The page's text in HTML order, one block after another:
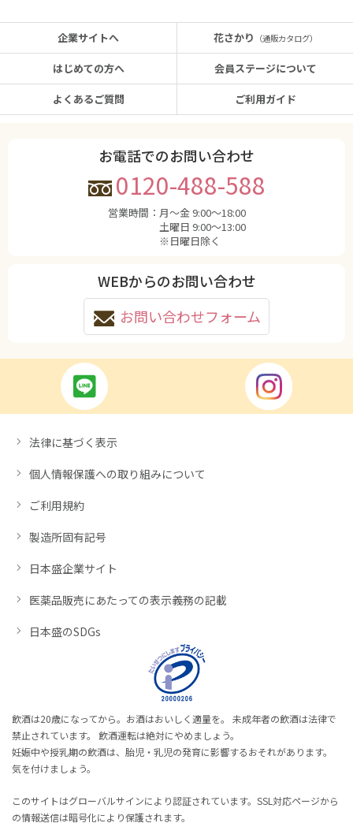
企業サイトへ
はじめての方へ
よくあるご質問
花さかり （通販カタログ）
会員ステージについて
ご利用ガイド
お電話でのお問い合わせ
0120-488-588
営業時間： 月〜金 9:00〜18:00
土曜日 9:00〜13:00
※日曜日除く
WEBからのお問い合わせ
お問い合わせフォーム
法律に基づく表示
個人情報保護への取り組みについて
ご利用規約
製造所固有記号
日本盛企業サイト
医薬品販売にあたっての表示義務の記載
日本盛のSDGs
飲酒は20歳になってから。お酒はおいしく適量を。 未成年者の飲酒は法律で
禁止されています。 飲酒運転は絶対にやめましょう。
妊娠中や授乳期の飲酒は、胎児・乳児の発育に影響するおそれがあります。
気を付けましょう。
このサイトはグローバルサインにより認証されています。SSL対応ページから
の情報送信は暗号化により保護されます。